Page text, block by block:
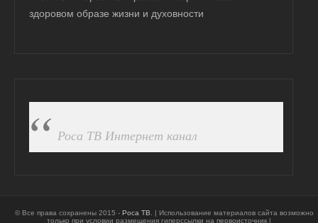
здоровом образе жизни и духовности
ПОДПИСАТЬСЯ НА FB
Роса ТВ Интернет канал
© Все права сохранены 2015 - Роса ТВ . | Использование материалов сайта возможно
только при условии размещения гиперссылки на первоисточник |